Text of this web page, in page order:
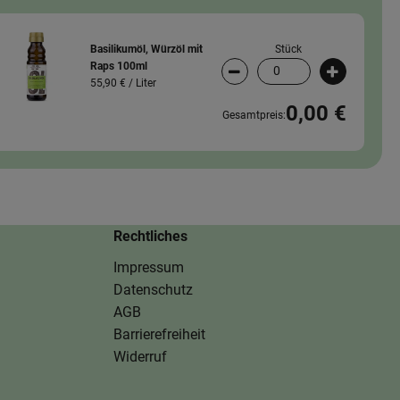
ändern
Basilikumöl, Würzöl mit
Raps 100ml
55,90 € / Liter
Stück
Artikelanzahl verringern
Gesamtpreis:0,00 €
Rechtliches
Impressum
Datenschutz
AGB
Barrierefreiheit
Widerruf